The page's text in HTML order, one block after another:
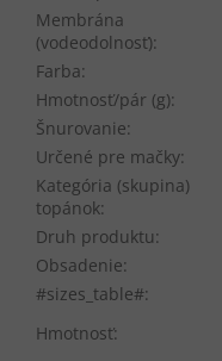
Membrána
(vodeodolnosť):
Farba:
Hmotnosť/pár (g):
Šnurovanie:
Určené pre mačky:
Kategória (skupina)
topánok:
Druh produktu:
Obsadenie:
#sizes_table#:
Hmotnosť: